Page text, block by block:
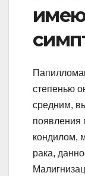
степенью
средним,
появления
кондилом,
рака,